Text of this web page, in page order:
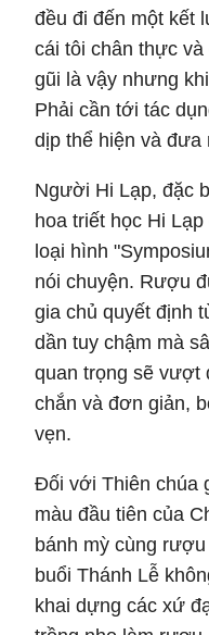
đều đi đến một kết
cái tôi chân thực
gũi là vậy nhưng
Phải cần tới tác
dịp thể hiện và đưa
Người Hi Lạp, đặc
hoa triết học Hi
loại hình
nói chuyện. Rượu
gia chủ quyết định
dần tuy chậm mà
quan trọng sẽ vượt
chắn và đơn giản,
vẹn.
Đối với Thiên chúa
màu đầu tiên của
bánh mỳ cùng
buổi Thánh Lễ
khai dựng các xứ